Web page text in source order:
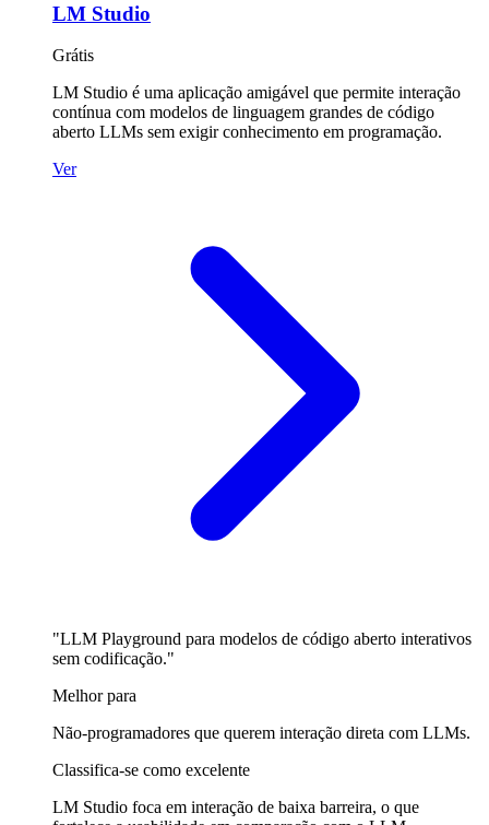
LM Studio
Grátis
LM Studio é uma aplicação amigável que permite interação
contínua com modelos de linguagem grandes de código
aberto LLMs sem exigir conhecimento em programação.
Ver
"LLM Playground para modelos de código aberto interativos
sem codificação."
Melhor para
Não-programadores que querem interação direta com LLMs.
Classifica-se como excelente
LM Studio foca em interação de baixa barreira, o que